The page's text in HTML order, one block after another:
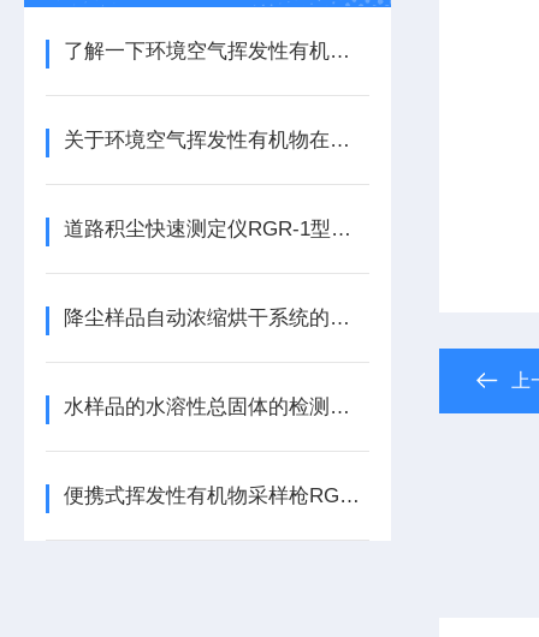
了解一下环境空气挥发性有机物在线监测的结构组成吧
关于环境空气挥发性有机物在线监测的特点了解一下吧
道路积尘快速测定仪RGR-1型以克论净*设备
降尘样品自动浓缩烘干系统的原理与优势
水样品的水溶性总固体的检测方法
便携式挥发性有机物采样枪RGK-300型HJ644吸附管法采样